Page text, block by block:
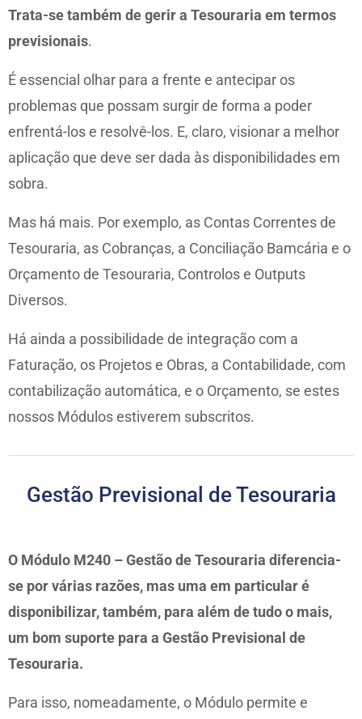
Trata-se também de gerir a Tesouraria em termos
previsionais.
É essencial olhar para a frente e antecipar os
problemas que possam surgir de forma a poder
enfrentá-los e resolvê-los. E, claro, visionar a melhor
aplicação que deve ser dada às disponibilidades em
sobra.
Mas há mais. Por exemplo, as Contas Correntes de
Tesouraria, as Cobranças, a Conciliação Bamcária e o
Orçamento de Tesouraria, Controlos e Outputs
Diversos.
Há ainda a possibilidade de integração com a
Faturação, os Projetos e Obras, a Contabilidade, com
contabilização automática, e o Orçamento, se estes
nossos Módulos estiverem subscritos.
Gestão Previsional de Tesouraria
O Módulo M240 – Gestão de Tesouraria diferencia-
se por várias razões, mas uma em particular é
disponibilizar, também, para além de tudo o mais,
um bom suporte para a Gestão Previsional de
Tesouraria.
Para isso, nomeadamente, o Módulo permite e